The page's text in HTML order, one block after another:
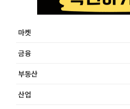
마켓
금융
부동산
산업